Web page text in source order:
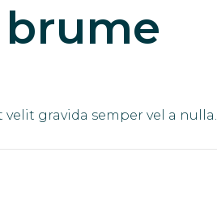
gravida semper vel a nulla.